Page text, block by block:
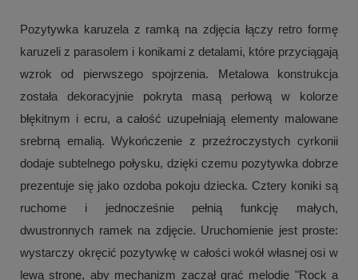
Pozytywka karuzela z ramką na zdjęcia łączy retro formę
karuzeli z parasolem i konikami z detalami, które przyciągają
wzrok od pierwszego spojrzenia. Metalowa konstrukcja
została dekoracyjnie pokryta masą perłową w kolorze
błękitnym i ecru, a całość uzupełniają elementy malowane
srebrną emalią. Wykończenie z przeźroczystych cyrkonii
dodaje subtelnego połysku, dzięki czemu pozytywka dobrze
prezentuje się jako ozdoba pokoju dziecka. Cztery koniki są
ruchome i jednocześnie pełnią funkcję małych,
dwustronnych ramek na zdjęcie. Uruchomienie jest proste:
wystarczy okręcić pozytywkę w całości wokół własnej osi w
lewą stronę, aby mechanizm zaczął grać melodię "Rock a